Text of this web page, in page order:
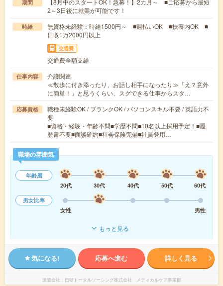
期間
2～3日後に就業が可能です！
時給
無資格未経験：時給1500円～ ■週払いOK ■扶養内OK ■
日収1万2000円以上
交通費
交通費全額支給
仕事内容
介護関連
≪散歩に付き添ったり、お話し相手になったり≫「え？意外
に簡単！」と思うくらい、スグできる仕事からスタ…
応募資格
職種未経験OK / ブランクOK / パソコンスキル不要 / 英語力不
要
■資格・経験・年齢不問■学歴不問■10名以上採用予定！■履
歴書不要■面談確約■社会保険完備■社員登用…
職場の雰囲気
年齢層
20代
30代 40代 50代
60代
男女比率
女性
男性
もっと見る
気になる! 応募へ進む 詳しく見る
派遣会社 日研トータルソーシング株式会社 メディカルケア事業部